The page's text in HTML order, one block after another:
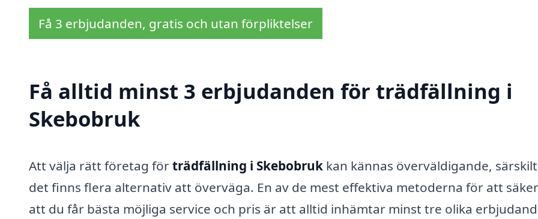
Få 3 erbjudanden, gratis och utan förpliktelser
Få alltid minst 3 erbjudanden för trädfällning i
Skebobruk
Att välja rätt företag förträdfällning i Skebobruk kan kännas överväldigande,
det finns flera alternativ att överväga. En av de mest effektiva metoderna för att
att du får bästa möjliga service och pris är att alltid inhämtar minst tre olika